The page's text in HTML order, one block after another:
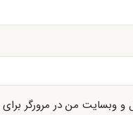
و وبسایت من در مرورگر